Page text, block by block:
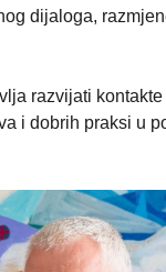
dijaloga,
razvijati
i dobrih praksi u